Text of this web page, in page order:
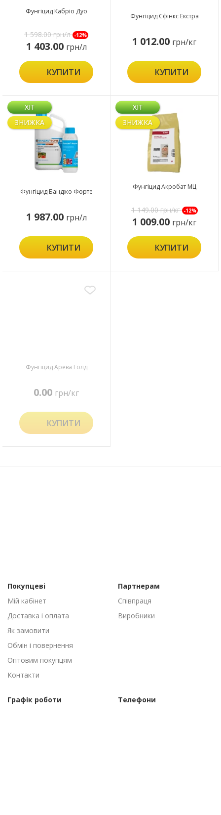
Фунгіцид Кабріо Дуо
1 598.00грн/л -12%
1 403.00 грн/л
КУПИТИ
Фунгіцид Сфінкс Екстра
1 012.00 грн/кг
КУПИТИ
ХІТ
ЗНИЖКА
Фунгіцид Банджо Форте
1 987.00 грн/л
КУПИТИ
ХІТ
ЗНИЖКА
Фунгіцид Акробат МЦ
1 149.00грн/кг -12%
1 009.00 грн/кг
КУПИТИ
Фунгіцид Арева Голд
0.00 грн/кг
КУПИТИ
Покупцеві
Мій кабінет
Доставка і оплата
Як замовити
Обмін і повернення
Оптовим покупцям
Контакти
Партнерам
Співпраця
Виробники
Графік роботи
Телефони